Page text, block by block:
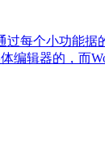
每个小功能
辑器的，而